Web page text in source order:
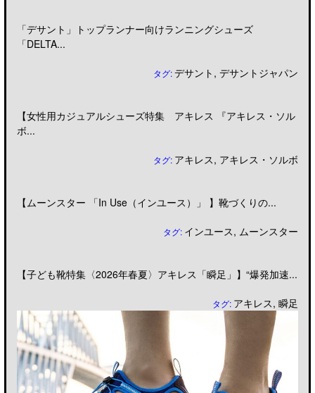
「デサント」トップランナー向けランニングシューズ
「DELTA...
タグ:デサント ,デサントジャパン
【女性用カジュアルシューズ特集 アキレス 『アキレス・ソル
ボ...
タグ: アキレス, アキレス・ソルボ
【ムーンスター 「In Use（インユース）」 】靴づくりの...
タグ: インユース, ムーンスター
【子ども靴特集〈2026年春夏〉アキレス「瞬足」】“爆発加速...
タグ: アキレス,瞬足